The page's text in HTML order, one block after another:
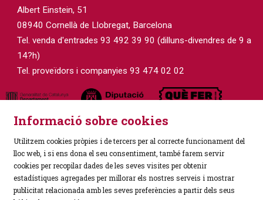
Albert Einstein, 51
08940 Cornellà de Llobregat, Barcelona
Tel. venda d'entrades 93 492 39 90 (dilluns-divendres de 9 a
14?h)
Tel. proveïdors i companyies 93 474 02 02
Sitemap | Avís Legal | Política de Privacitat
|
Informació sobre cookies
Utilitzem cookies pròpies i de tercers per al correcte funcionament del
lloc web, i si ens dona el seu consentiment, també farem servir
cookies per recopilar dades de les seves visites per obtenir
estadístiques agregades per millorar els nostres serveis i mostrar
publicitat relacionada amb les seves preferències a partir dels seus